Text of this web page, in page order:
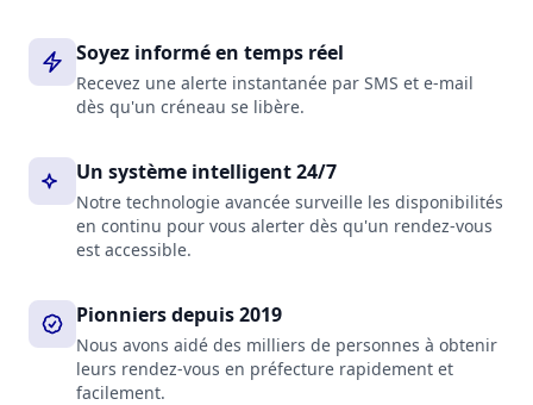
Soyez informé en temps réel
Recevez une alerte instantanée par SMS et e-mail
dès qu'un créneau se libère.
Un système intelligent 24/7
Notre technologie avancée surveille les disponibilités
en continu pour vous alerter dès qu'un rendez-vous
est accessible.
Pionniers depuis 2019
Nous avons aidé des milliers de personnes à obtenir
leurs rendez-vous en préfecture rapidement et
facilement.